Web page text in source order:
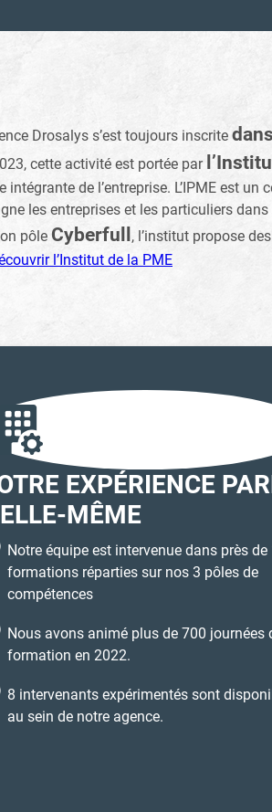
Drosalys s’est toujours inscrite
cette activité est portée par
de l’entreprise. L’IPME est un
les entreprises et les particuliers
pôle Cyberfull
, l’institut propose
l’Institut de la PME
EXPÉRIENCE
MÊME
Notre équipe est intervenue dans près de
formations réparties sur nos 3 pôles de
compétences
Nous avons animé plus de 700 journées
formation en 2022.
8 intervenants expérimentés sont
au sein de notre agence.